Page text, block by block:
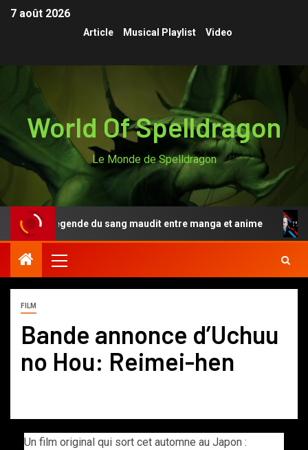
7 août 2026
Article Musical Playlist Video
World Of Spelldragon
Le Monde de Spelldragon
la légende du sang maudit entre manga et anime
FILM
Bande annonce d’Uchuu
no Hou: Reimei-hen
Un film original qui sort cet automne au Japon :